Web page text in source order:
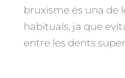
bruxisme és una de
habituals, ja que
entre les dents